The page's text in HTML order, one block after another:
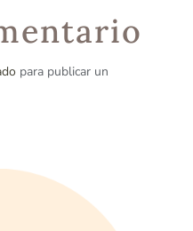
para publicar un